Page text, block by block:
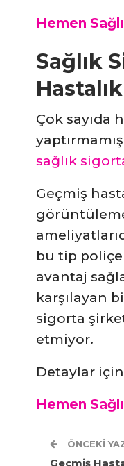
Hemen
Sağlık
Çok sayıda
sağlık
Geçmiş
bu tip
avantaj
karşılayan
sigorta
etmiyor.
Detaylar
Hemen
ÖNCEKI
Geçmiş